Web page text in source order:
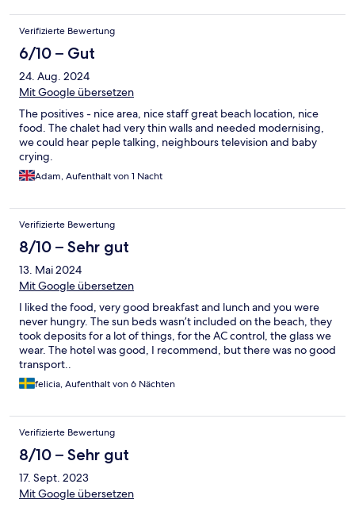
von 10:00 bis ca. 23:30 Uhr ein großes Programm, inklusive
Abendprogramm. Dieses ist sehr zu empfehlen. Außerdem gibt
es ein breites Angebot an Freizeitaktivitäten auf dem Gelände
und 2 schöne Pools. Positiv: Die Lage des Hotels Sehr
freundliche Mitarbeitende Kostenloser Fahrdienst auf dem
Gelände Negativ: - Im All-Inclusive Paket sind KEINE Cocktails
schlecht. Es hat bis auf das Frühstück fast nichts geschmeckt
und es gab wenig lokale Küche. Das meiste Essen war leider
lauwarm bis kalt. Die Snacks an der Poolbar waren täglich die
gleichen und standen dort für mehrere Stunden und waren
auch eher eine Notlösung - 25€ Gebühr pro Woche zzgl. 15€
unangebracht - die unbequemen Betten Wenn die Betten und
insbesondere die Essensversorgung sich verbessern würden,
würden wir dem Hotel 5 Sterne geben. Die Atmosphäre war
wirklich toll!
Verifizierte Bewertung
6/10 – Gut
24. Aug. 2024
Mit Google übersetzen
The positives - nice area, nice staff great beach location, nice
food. The chalet had very thin walls and needed modernising,
we could hear peple talking, neighbours television and baby
crying.
Adam, Aufenthalt von 1 Nacht
Verifizierte Bewertung
8/10 – Sehr gut
13. Mai 2024
Mit Google übersetzen
I liked the food, very good breakfast and lunch and you were
never hungry. The sun beds wasn’t included on the beach, they
took deposits for a lot of things, for the AC control, the glass we
wear. The hotel was good, I recommend, but there was no good
transport..
felicia, Aufenthalt von 6 Nächten
Verifizierte Bewertung
8/10 – Sehr gut
17. Sept. 2023
Mit Google übersetzen